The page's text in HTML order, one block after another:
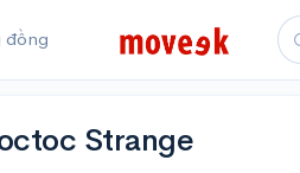
đồng
Strange